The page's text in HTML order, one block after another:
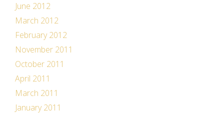
June 2012
March 2012
February 2012
November 2011
October 2011
April 2011
March 2011
January 2011